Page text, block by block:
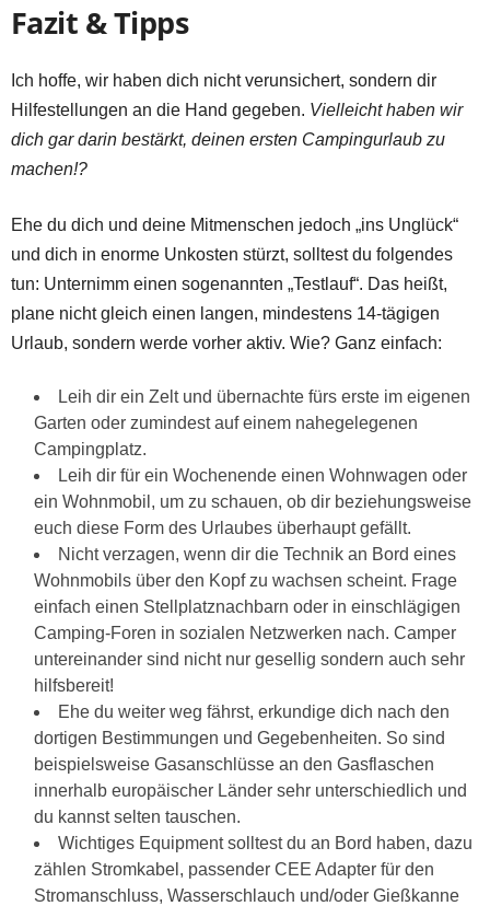
Fazit & Tipps
Ich hoffe, wir haben dich nicht verunsichert, sondern dir
Hilfestellungen an die Hand gegeben. Vielleicht haben wir
dich gar darin bestärkt, deinen ersten Campingurlaub zu
machen!?
Ehe du dich und deine Mitmenschen jedoch „ins Unglück“
und dich in enorme Unkosten stürzt, solltest du folgendes
tun: Unternimm einen sogenannten „Testlauf“. Das heißt,
plane nicht gleich einen langen, mindestens 14-tägigen
Urlaub, sondern werde vorher aktiv. Wie? Ganz einfach:
Leih dir ein Zelt und übernachte fürs erste im eigenen
Garten oder zumindest auf einem nahegelegenen
Campingplatz.
Leih dir für ein Wochenende einen Wohnwagen oder
ein Wohnmobil, um zu schauen, ob dir beziehungsweise
euch diese Form des Urlaubes überhaupt gefällt.
Nicht verzagen, wenn dir die Technik an Bord eines
Wohnmobils über den Kopf zu wachsen scheint. Frage
einfach einen Stellplatznachbarn oder in einschlägigen
Camping-Foren in sozialen Netzwerken nach. Camper
untereinander sind nicht nur gesellig sondern auch sehr
hilfsbereit!
Ehe du weiter weg fährst, erkundige dich nach den
dortigen Bestimmungen und Gegebenheiten. So sind
beispielsweise Gasanschlüsse an den Gasflaschen
innerhalb europäischer Länder sehr unterschiedlich und
du kannst selten tauschen.
Wichtiges Equipment solltest du an Bord haben, dazu
zählen Stromkabel, passender CEE Adapter für den
Stromanschluss, Wasserschlauch und/oder Gießkanne